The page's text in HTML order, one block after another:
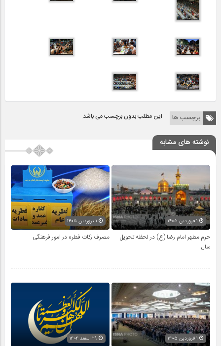
برچسب ها این مطلب بدون برچسب می باشد.
نوشته های مشابه
حرم مطهر امام رضا (ع) در لحظه تحویل
سال
مصرف زکات فطره در امور فرهنگی